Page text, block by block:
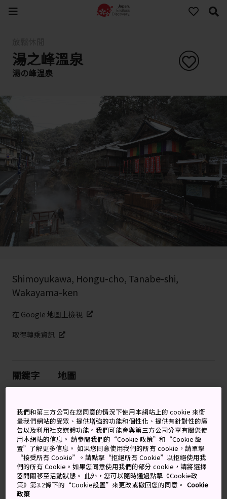
湯之峰溫泉
湯の峰温泉
Shimoyukawa, Hongu-cho, Tanabe-shi,
Wakayama-ken
在 Google 地圖上檢視
取得轉乘資訊
關鍵字 地圖
「聯合國世界遺產」的療癒溫泉
湯之峰溫泉位於偏僻的山村，被視為日本最古老的溫泉鎮
之一。
隱身在和歌山的紀伊山裡，這裡的飯店及旅館長久以來便
我們和第三方公司在您同意的情況下使用本網站上的 cookie 來衡
量我們網站的受眾、提供增強的功能和個性化、提供有針對性的廣
告以及利用社交媒體功能。我們可能會與第三方公司分享有關您使
用本網站的信息。 請參閱我們的“Cookie 政策”和“Cookie 設
置”了解更多信息。 如果您同意使用我們的所有 cookie，請單擊
“接受所有 Cookie”。請點擊“拒絕所有 Cookie”以拒絕使用我
們的所有 Cookie。如果您同意使用我們的部分 cookie，請將選擇
器開關移至活動狀態。 此外，您可以隨時通過點擊《Cookie政
策》第3.2條下的“Cookie設置”來更改或撤回您的同意。 Cookie
政策